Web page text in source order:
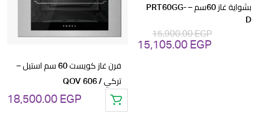
بشواية غاز 60سم – PRT60GG-
D
15,900.00EGP
السعر15,105.00 EGP
الحالي
هو:
15,105.00 EGP.
فرن غاز كويست 60 سم استيل –
تركي / QOV 606
18,500.00 EGP